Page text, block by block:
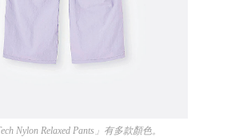
Nylon Relaxed Pants」有多款顏色。